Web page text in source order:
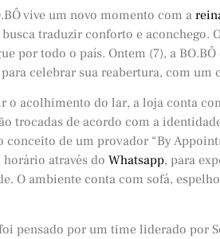
vive um novo momento com a
traduzir conforto e aconchego.
por todo o país. Ontem (7), a
celebrar sua reabertura, com
o acolhimento do lar, a loja conta
trocadas de acordo com a
conceito de um provador “By
horário através do Whatsapp, para
O ambiente conta com sofá,
pensado por um time liderado por